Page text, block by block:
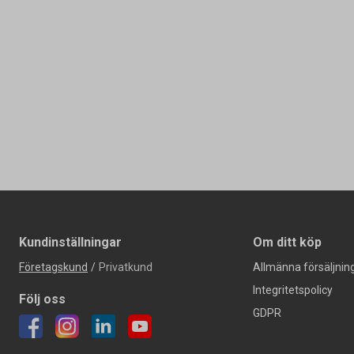
Kundinställningar
Företagskund / Privatkund
Följ oss
Om ditt köp
Allmänna
Integritetspolicy
GDPR